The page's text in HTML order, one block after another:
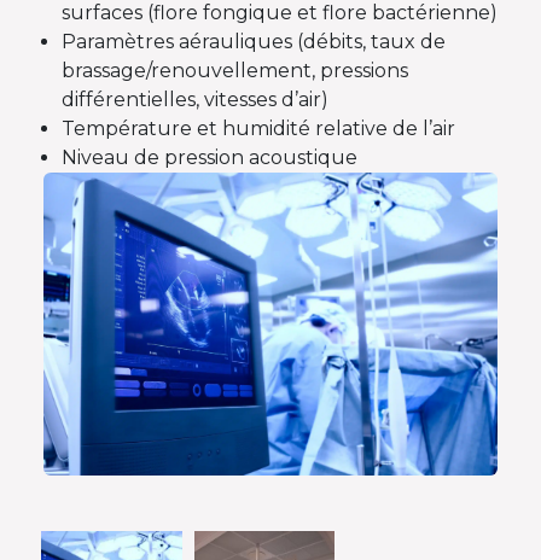
surfaces (flore fongique et flore bactérienne)
Paramètres aérauliques (débits, taux de
brassage/renouvellement, pressions
différentielles, vitesses d’air)
Température et humidité relative de l’air
Niveau de pression acoustique